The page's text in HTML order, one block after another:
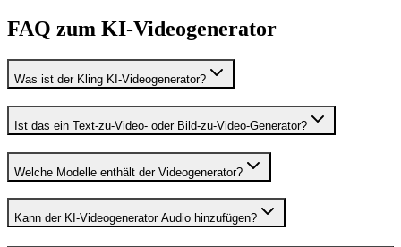
FAQ zum KI-Videogenerator
Was ist der Kling KI-Videogenerator?
Ist das ein Text-zu-Video- oder Bild-zu-Video-Generator?
Welche Modelle enthält der Videogenerator?
Kann der KI-Videogenerator Audio hinzufügen?